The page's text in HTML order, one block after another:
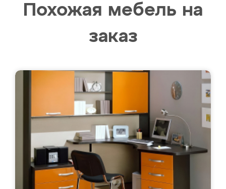
Похожая мебель на
заказ